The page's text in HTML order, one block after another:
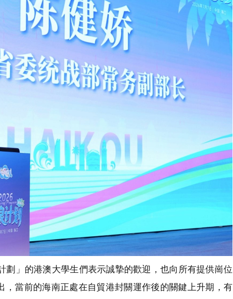
」的港澳大學生們表示誠摯的歡迎，也向所有提供崗位
當前的海南正處在自貿港封關運作後的關鍵上升期，有